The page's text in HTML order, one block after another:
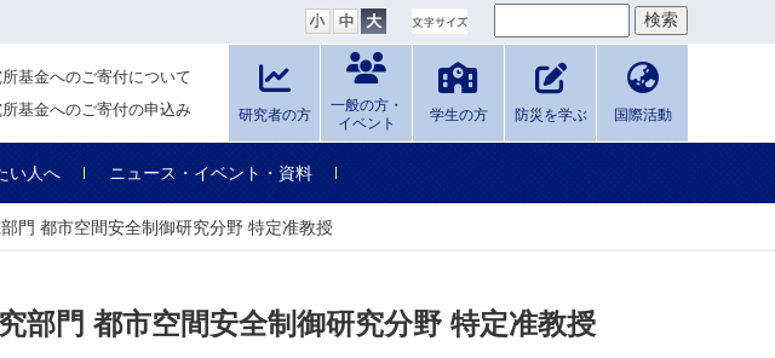
基金へのご寄付について
基金へのご寄付の申込み
研究者の方
一般の方・
イベント
学生の方 防災を学ぶ 国際活動
い人へ ニュース・イベント・資料
門 都市空間安全制御研究分野 特定准教授
部門 都市空間安全制御研究分野 特定准教授